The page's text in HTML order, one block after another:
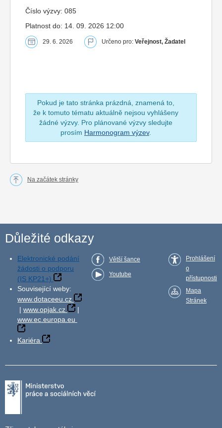
Číslo výzvy: 085
Platnost do: 14. 09. 2026 12:00
29. 6. 2026 Určeno pro: Veřejnost, Žadatel
Pokud je tato stránka prázdná, znamená to,
že k tomuto tématu aktuálně nejsou vyhlášeny
žádné výzvy. Pro plánované výzvy sledujte
prosím Harmonogram výzev.
Na začátek stránky
Důležité odkazy
Elektronické podání
žádosti o podporu
(IS KP21+)
Související weby:
www.dotaceeu.cz
| www.opjak.cz
|
www.ec.europa.eu
Kariéra
Větší šance
Youtube
Prohlášení
o
přístupnosti
Mapa
Stránek